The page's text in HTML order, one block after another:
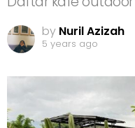
by Nuril Azizah
5 years ago